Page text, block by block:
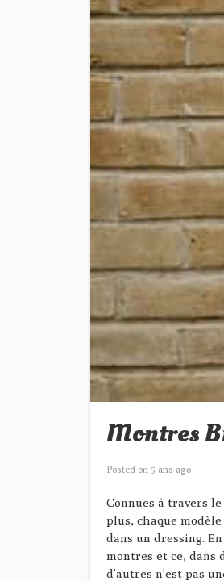
Montres
Posted on 5 ans ago
Connues à travers
plus, chaque
dans un dressing.
montres et ce, dans
d’autres n’est pas